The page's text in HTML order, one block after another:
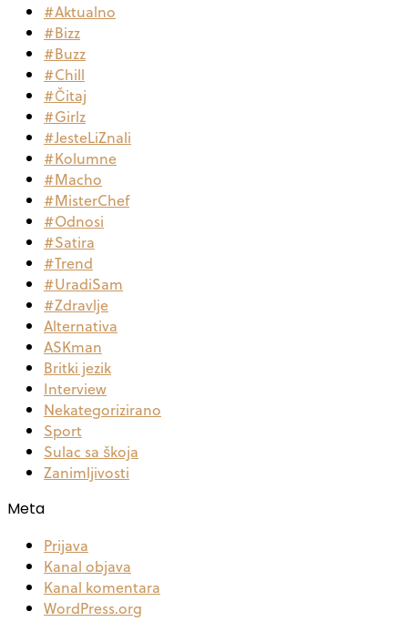
#Aktualno
#Bizz
#Buzz
#Chill
#Čitaj
#Girlz
#JesteLiZnali
#Kolumne
#Macho
#MisterChef
#Odnosi
#Satira
#Trend
#UradiSam
#Zdravlje
Alternativa
ASKman
Britki jezik
Interview
Nekategorizirano
Sport
Sulac sa škoja
Zanimljivosti
Meta
Prijava
Kanal objava
Kanal komentara
WordPress.org